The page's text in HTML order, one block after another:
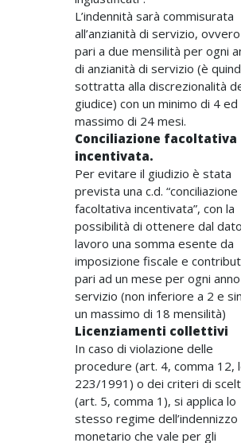
L’indennità sarà commisurata
all’anzianità di servizio,
pari a due mensilità per ogni
di anzianità di servizio (è
sottratta alla discrezionalità
giudice) con un minimo di 4 ed
massimo di 24 mesi.
Conciliazione facoltativa
incentivata.
Per evitare il giudizio è stata
prevista una c.d. “conciliazione
facoltativa incentivata”, con la
possibilità di ottenere dal
lavoro una somma esente da
imposizione fiscale e
pari ad un mese per ogni
servizio (non inferiore a 2 e
un massimo di 18 mensilità)
Licenziamenti collettivi
In caso di violazione delle
procedure (art. 4, comma 12,
223/1991) o dei criteri di
(art. 5, comma 1), si applica lo
stesso regime dell’indennizzo
monetario che vale per gli